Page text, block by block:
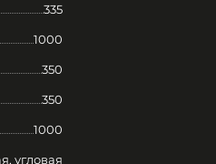
335
1000
350
350
1000
угловая